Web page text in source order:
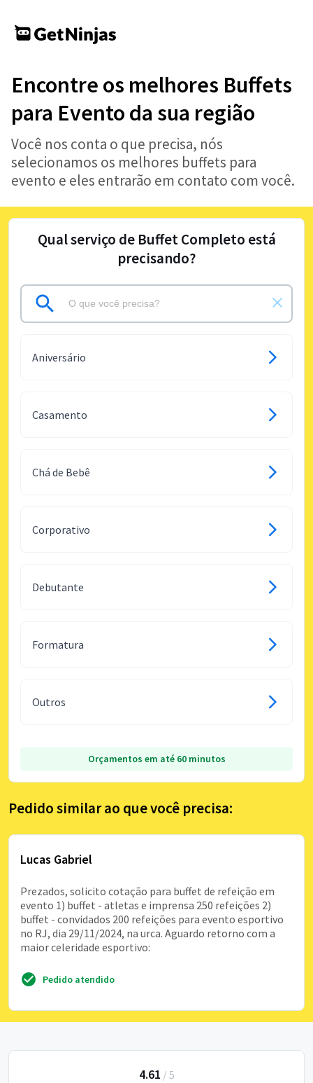
Encontre os melhores Buffets
para Evento da sua região
Você nos conta o que precisa, nós
selecionamos os melhores buffets para
evento e eles entrarão em contato com você.
Qual serviço de Buffet Completo está
precisando?
Aniversário
Casamento
Chá de Bebê
Corporativo
Debutante
Formatura
Outros
Orçamentos em até 60 minutos
Pedido similar ao que você precisa:
Lucas Gabriel
Prezados, solicito cotação para buffet de refeição em
evento 1) buffet - atletas e imprensa 250 refeições 2)
buffet - convidados 200 refeições para evento esportivo
no RJ, dia 29/11/2024, na urca. Aguardo retorno com a
maior celeridade esportivo:
Pedido atendido
4.61 / 5